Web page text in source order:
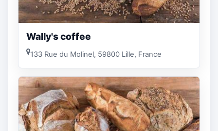
Wally's coffee
133 Rue du Molinel, 59800 Lille, France